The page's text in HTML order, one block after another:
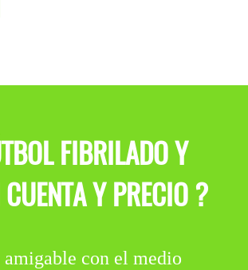
FIBRILADO Y
Y PRECIO ?
con el medio